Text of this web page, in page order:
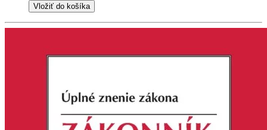
Vložiť do košíka